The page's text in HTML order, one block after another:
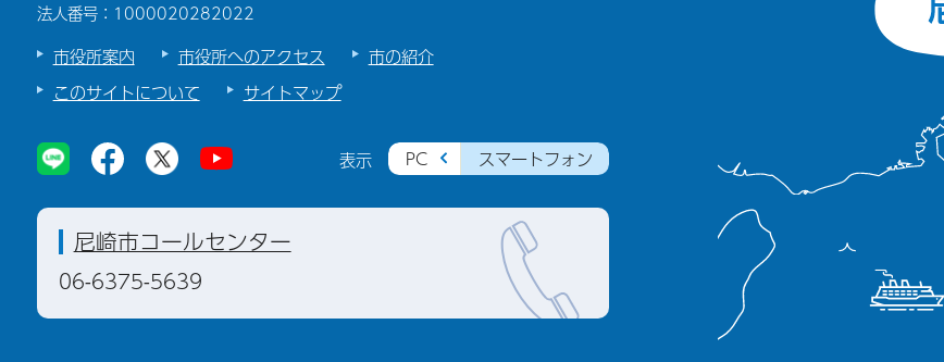
法人番号：1000020282022
市役所案内 市役所へのアクセス
市の紹介
このサイトについて
サイトマップ
表示 PC スマートフォン
尼崎市コールセンター
06-6375-5639